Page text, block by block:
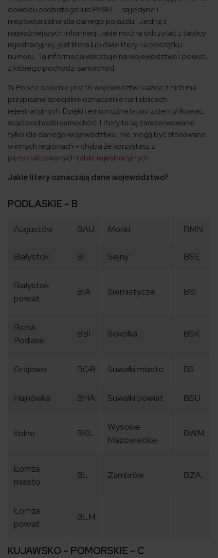
dowodu osobistego lub PESEL – są jedyne i
niepowtarzalne dla danego pojazdu. Jedną z
najważniejszych informacji, jakie można odczytać z tablicy
rejestracyjnej, jest litera lub dwie litery na początku
numeru. Ta informacja wskazuje na województwo i powiat,
z którego pochodzi samochód.
W Polsce obecnie jest 16 województw i każde z nich ma
przypisane specjalne oznaczenie na tablicach
rejestracyjnych. Dzięki temu można łatwo zidentyfikować,
skąd pochodzi samochód. Litery te są zarezerwowane
tylko dla danego województwa i nie mogą być stosowane
w innych regionach – chyba że korzystasz z
personalizowanych tablic rejestracyjnych.
Jakie litery oznaczają dane województwo?
PODLASKIE – B
Augustów BAU Mońki BMN
Białystok BI Sejny BSE
Białystok
powiat
BIA Siemiatycze BSI
Bielsk
Podlaski
BBI Sokółka BSK
Grajewo BGR Suwałki miasto BS
Hajnówka BHA Suwałki powiat BSU
Kolno BKL
Wysokie
Mazowieckie
BWM
Łomża
miasto
BL Zambrów BZA
Łomża
powiat
BLM
KUJAWSKO – POMORSKIE – C